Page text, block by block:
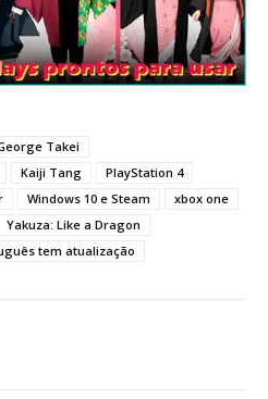
Takei
Kaiji Tang
PlayStation 4
Windows 10 e Steam
xbox one
Yakuza: Like a Dragon
tem atualização